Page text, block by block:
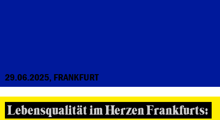
29.06.2025, FRANKFURT
Lebensqualität im Herzen Frankfurts: